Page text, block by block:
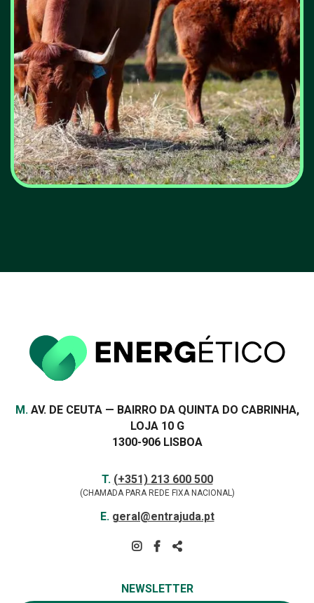
VER MAIS
Morada
M.AV. DE CEUTA — BAIRRO DA QUINTA DO CABRINHA,
LOJA 10 G
1300-906 LISBOA
T. (+351) 213 600 500
(CHAMADA PARA REDE FIXA NACIONAL)
E. geral@entrajuda.pt
REDE
NEWSLETTER